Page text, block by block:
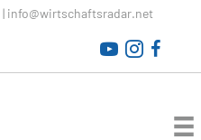
| info@wirtschaftsradar.net